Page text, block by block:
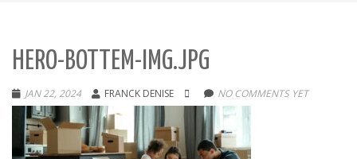
HERO-BOTTEM-IMG.JPG
JAN 22, 2024 FRANCK DENISE NO COMMENTS YET